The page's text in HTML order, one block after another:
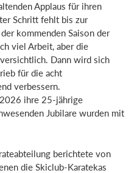
Applaus für ihren
Schritt fehlt bis zur
kommenden Saison der
viel Arbeit, aber die
Dann wird sich
für die acht
verbessern.
ihre 25-jährige
Jubilare wurden mit
berichtete von
die Skiclub-Karatekas